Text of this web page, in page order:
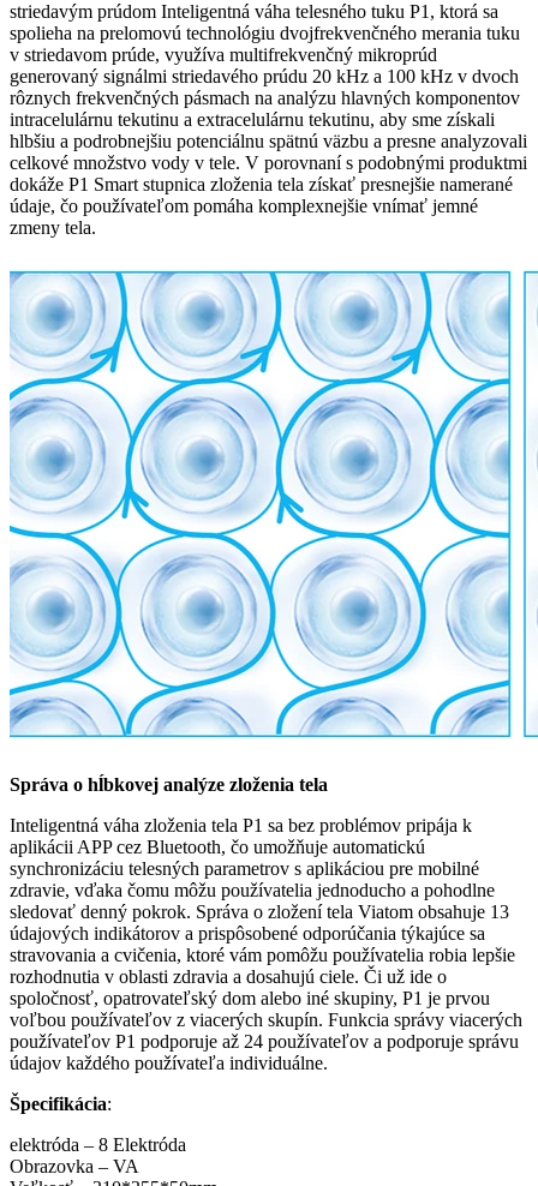
striedavým prúdom Inteligentná váha telesného tuku P1, ktorá sa
spolieha na prelomovú technológiu dvojfrekvenčného merania tuku
v striedavom prúde, využíva multifrekvenčný mikroprúd
generovaný signálmi striedavého prúdu 20 kHz a 100 kHz v dvoch
rôznych frekvenčných pásmach na analýzu hlavných komponentov
intracelulárnu tekutinu a extracelulárnu tekutinu, aby sme získali
hlbšiu a podrobnejšiu potenciálnu spätnú väzbu a presne analyzovali
celkové množstvo vody v tele. V porovnaní s podobnými produktmi
dokáže P1 Smart stupnica zloženia tela získať presnejšie namerané
údaje, čo používateľom pomáha komplexnejšie vnímať jemné
zmeny tela.
Správa o hĺbkovej analýze zloženia tela
Inteligentná váha zloženia tela P1 sa bez problémov pripája k
aplikácii APP cez Bluetooth, čo umožňuje automatickú
synchronizáciu telesných parametrov s aplikáciou pre mobilné
zdravie, vďaka čomu môžu používatelia jednoducho a pohodlne
sledovať denný pokrok. Správa o zložení tela Viatom obsahuje 13
údajových indikátorov a prispôsobené odporúčania týkajúce sa
stravovania a cvičenia, ktoré vám pomôžu používatelia robia lepšie
rozhodnutia v oblasti zdravia a dosahujú ciele. Či už ide o
spoločnosť, opatrovateľský dom alebo iné skupiny, P1 je prvou
voľbou používateľov z viacerých skupín. Funkcia správy viacerých
používateľov P1 podporuje až 24 používateľov a podporuje správu
údajov každého používateľa individuálne.
Špecifikácia:
elektróda – 8 Elektróda
Obrazovka – VA